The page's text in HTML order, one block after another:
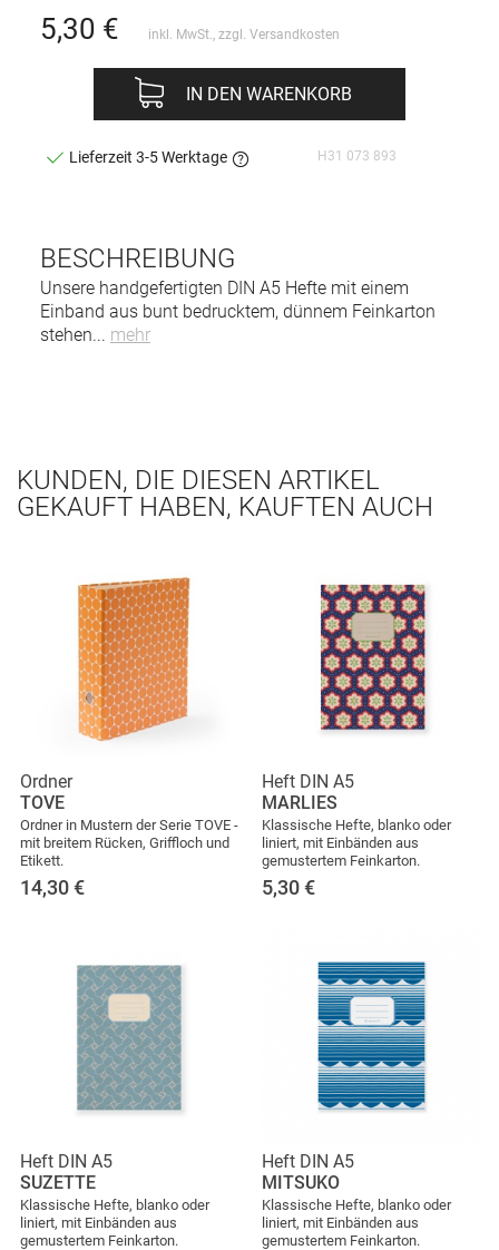
BESCHREIBUNG
Unsere handgefertigten DIN A5 Hefte mit einem
Einband aus bunt bedrucktem, dünnem Feinkarton
stehen... mehr
5,30 € inkl. MwSt., zzgl. Versandkosten
IN DEN WARENKORB
Lieferzeit 3-5 Werktage H31 073 893
KUNDEN, DIE DIESEN ARTIKEL
GEKAUFT HABEN, KAUFTEN AUCH
Ordner
TOVE
Ordner in Mustern der Serie TOVE -
mit breitem Rücken, Griffloch und
Etikett.
14,30 €
Heft DIN A5
MARLIES
Klassische Hefte, blanko oder
liniert, mit Einbänden aus
gemustertem Feinkarton.
5,30 €
Heft DIN A5
SUZETTE
Klassische Hefte, blanko oder
liniert, mit Einbänden aus
gemustertem Feinkarton.
Heft DIN A5
MITSUKO
Klassische Hefte, blanko oder
liniert, mit Einbänden aus
gemustertem Feinkarton.